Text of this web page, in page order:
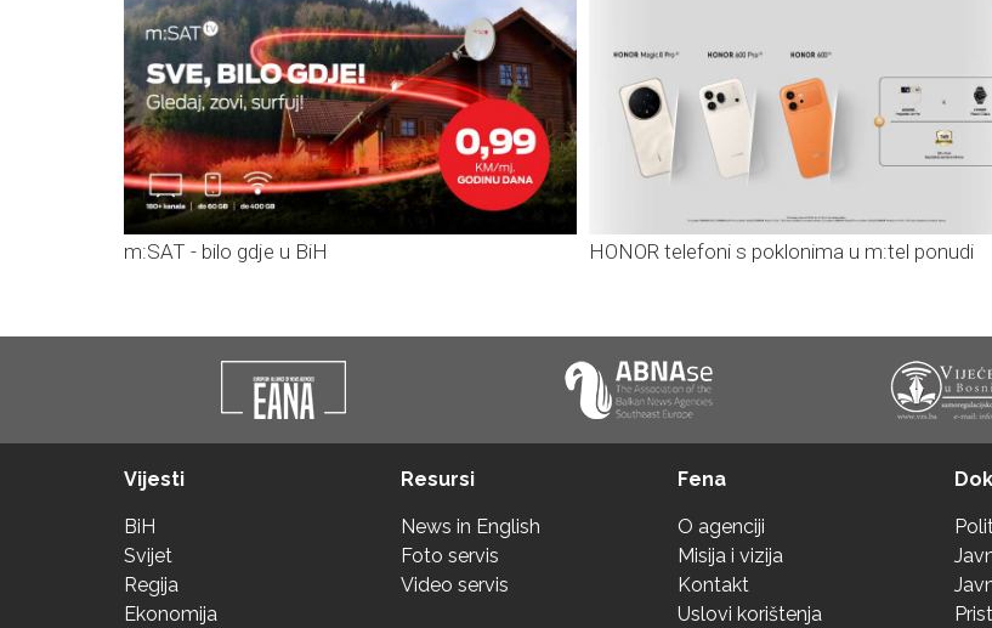
m:SAT - bilo gdje u BiH HONOR telefoni s poklonima u m:tel ponudi
Vijesti
BiH
Svijet
Regija
Ekonomija
Resursi
News in English
Foto servis
Video servis
Fena
O agenciji
Misija i vizija
Kontakt
Uslovi korištenja